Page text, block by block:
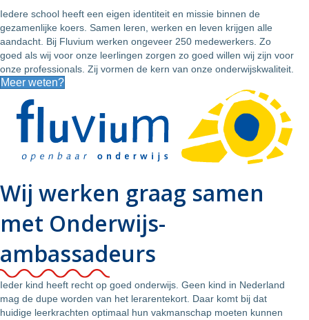
Iedere school heeft een eigen identiteit en missie binnen de
gezamenlijke koers. Samen leren, werken en leven krijgen alle
aandacht. Bij Fluvium werken ongeveer 250 medewerkers. Zo
goed als wij voor onze leerlingen zorgen zo goed willen wij zijn voor
onze professionals. Zij vormen de kern van onze onderwijskwaliteit.
Meer weten?
Wij werken graag samen
met Onderwijs­
ambassadeurs
Ieder kind heeft recht op goed onderwijs. Geen kind in Nederland
mag de dupe worden van het lerarentekort. Daar komt bij dat
huidige leerkrachten optimaal hun vakmanschap moeten kunnen